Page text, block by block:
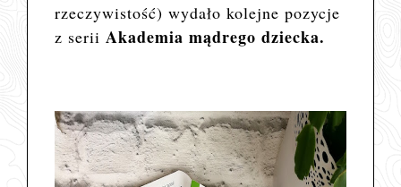
rzeczywistość) wydało kolejne pozycje
z serii Akademia mądrego dziecka.